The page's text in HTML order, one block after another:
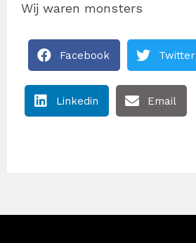
Wij waren monsters
Facebook Twitter
Linkedin Email